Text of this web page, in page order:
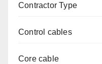
Contractor Type
Control cables
Core cable